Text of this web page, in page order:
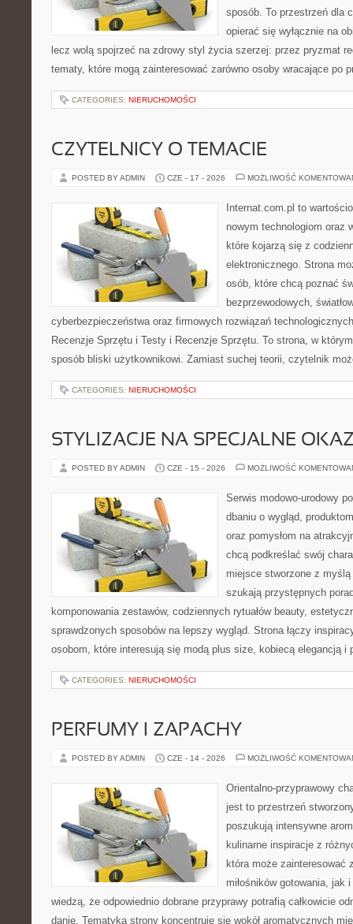
sposób. To przestrzeń dla
opierać się wyłącznie na
lecz wolą spojrzeć na zdrowy styl życia szerzej: przez pryzmat
tematy, które mogą zainteresować zarówno osoby wracające po
CATEGORIES: NIERUCHOMOŚCI
CZYTELNICY O TEMACIE
POSTED BY ADMIN CZE - 17 - 2026 MOŻLIWOŚĆ
Internat.com.pl to
nowym technologiom oraz
które kojarzą się z
elektronicznego. Strona
osób, które chcą poznać
bezprzewodowych,
cyberbezpieczeństwa oraz firmowych rozwiązań
Recenzje Sprzętu i Testy i Recenzje Sprzętu. To strona, w
sposób bliski użytkownikowi. Zamiast suchej teorii, czytelnik
CATEGORIES: NIERUCHOMOŚCI
STYLIZACJE NA SPECJALNE
POSTED BY ADMIN CZE - 15 - 2026 MOŻLIWOŚĆ
Serwis modowo-urodowy
dbaniu o wygląd,
oraz pomysłom na
chcą podkreślać swój
miejsce stworzone z
szukają przystępnych
komponowania zestawów, codziennych rytuałów beauty,
sprawdzonych sposobów na lepszy wygląd. Strona łączy
osobom, które interesują się modą plus size, kobiecą elegancją
CATEGORIES: NIERUCHOMOŚCI
PERFUMY I ZAPACHY
POSTED BY ADMIN CZE - 14 - 2026 MOŻLIWOŚĆ
Orientalno-przyprawowy
jest to przestrzeń
poszukują intensywne
kulinarne inspiracje z
która może zainteresować
miłośników gotowania, jak
wiedzą, że odpowiednio dobrane przyprawy potrafią całkowicie
danie. Tematyka strony koncentruje się wokół aromatycznych